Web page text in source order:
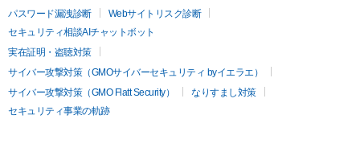
パスワード漏洩診断
Webサイトリスク診断
セキュリティ相談AIチャットボット
実在証明・盗聴対策
サイバー攻撃対策（GMOサイバーセキュリティ byイエラエ）
サイバー攻撃対策（GMO Flatt Security）
なりすまし対策
セキュリティ事業の軌跡